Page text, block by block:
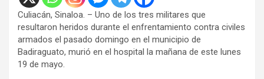
Culiacán, Sinaloa. – Uno de los tres militares que
resultaron heridos durante el enfrentamiento contra civiles
armados el pasado domingo en el municipio de
Badiraguato, murió en el hospital la mañana de este lunes
19 de mayo.